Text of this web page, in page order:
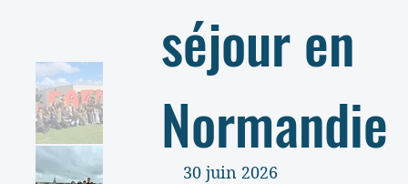
séjour en
Normandie
30 juin 2026